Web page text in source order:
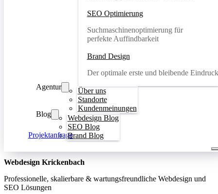
SEO Optimierung
Suchmaschinenoptimierung für
perfekte Auffindbarkeit
Brand Design
Der optimale erste und bleibende Eindruck
Agentur
Über uns
Standorte
Kundenmeinungen
Blog
Webdesign Blog
SEO Blog
Brand Blog
Projektanfrage
Webdesign Krickenbach
Professionelle, skalierbare & wartungsfreundliche Webdesign und
SEO Lösungen